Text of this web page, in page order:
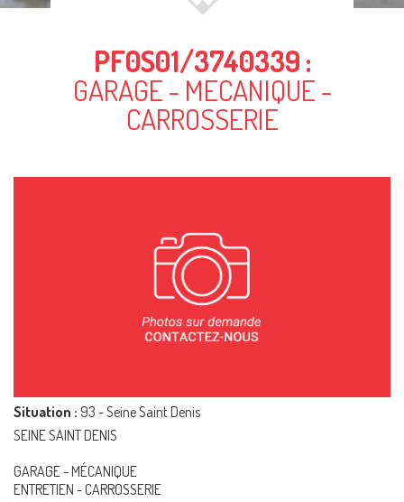
PF0S01/3740339 :
GARAGE - MECANIQUE -
CARROSSERIE
Situation : 93 - Seine Saint Denis
SEINE SAINT DENIS
GARAGE - MÉCANIQUE
ENTRETIEN - CARROSSERIE